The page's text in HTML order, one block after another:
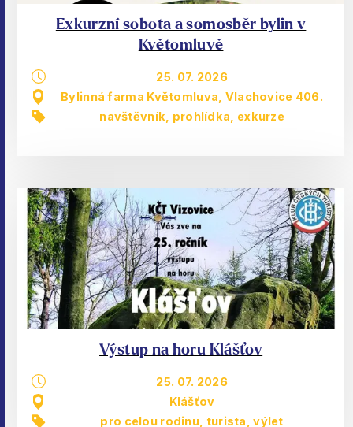
Exkurzní sobota a somosběr bylin v
Květomluvě
25. 07. 2026
Bylinná farma Květomluva, Vlachovice 406.
navštěvník
prohlídka, exkurze
Výstup na horu Klášťov
25. 07. 2026
Klášťov
pro celou rodinu turista ,výlet